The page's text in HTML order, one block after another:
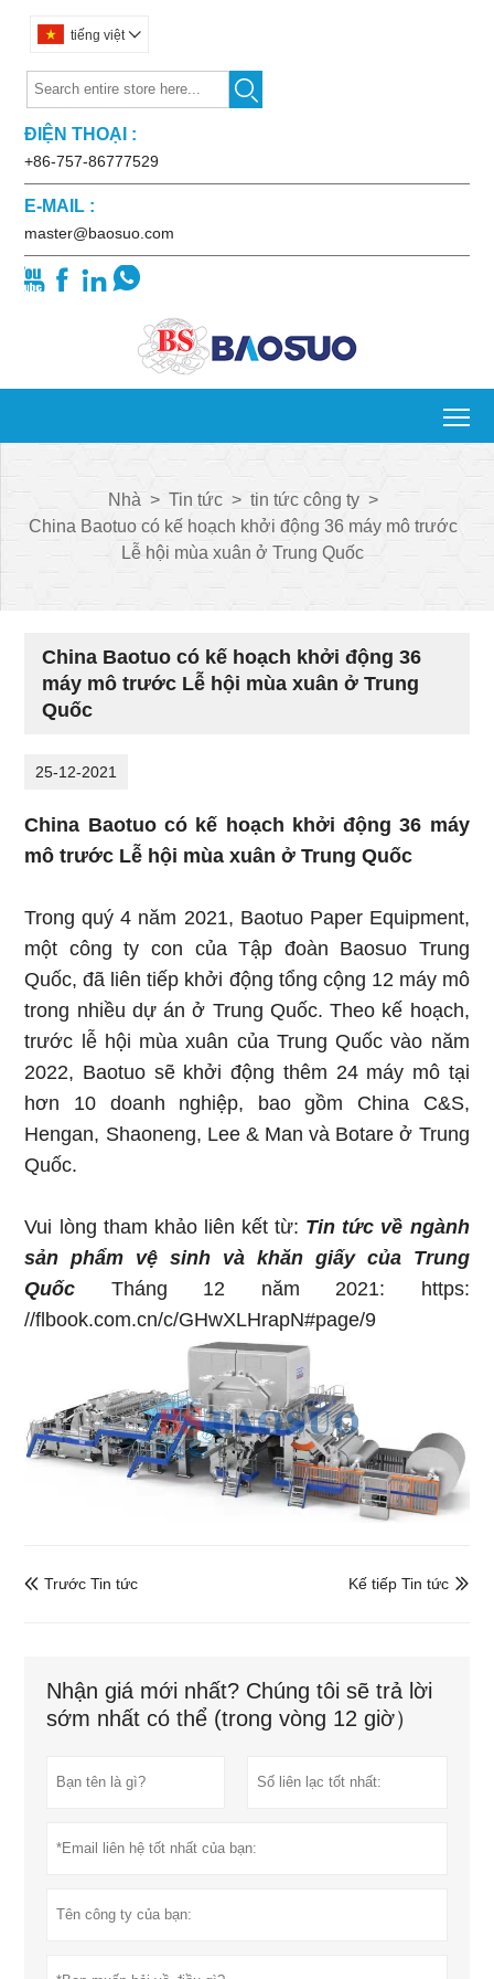
tiếng việt 

ĐIỆN THOẠI :
+86-757-86777529
E-MAIL :
master@baosuo.com
   
Nhà > Tin tức > tin tức công ty >
China Baotuo có kế hoạch khởi động 36 máy mô trước
Lễ hội mùa xuân ở Trung Quốc
China Baotuo có kế hoạch khởi động 36
máy mô trước Lễ hội mùa xuân ở Trung
Quốc
25-12-2021
China Baotuo có kế hoạch khởi động 36 máy
mô trước Lễ hội mùa xuân ở Trung Quốc
Trong quý 4 năm 2021, Baotuo Paper Equipment,
một công ty con của Tập đoàn Baosuo Trung
Quốc, đã liên tiếp khởi động tổng cộng 12 máy mô
trong nhiều dự án ở Trung Quốc. Theo kế hoạch,
trước lễ hội mùa xuân của Trung Quốc vào năm
2022, Baotuo sẽ khởi động thêm 24 máy mô tại
hơn 10 doanh nghiệp, bao gồm China C&S,
Hengan, Shaoneng, Lee & Man và Botare ở Trung
Quốc.
Vui lòng tham khảo liên kết từ: Tin tức về ngành
sản phẩm vệ sinh và khăn giấy của Trung
Quốc Tháng 12 năm 2021: https:
//flbook.com.cn/c/GHwXLHrapN#page/9
 Trước Tin tức 
Kế tiếp Tin tức
Nhận giá mới nhất? Chúng tôi sẽ trả lời
sớm nhất có thể (trong vòng 12 giờ）